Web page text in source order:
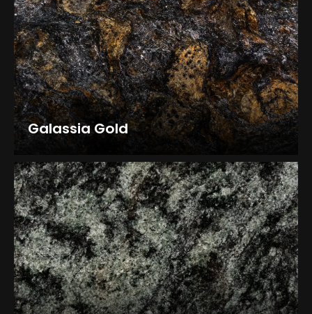
Galassia Gold